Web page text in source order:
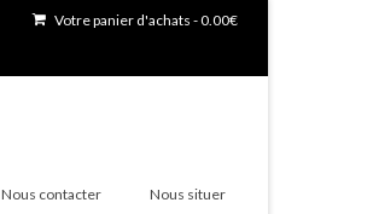
Votre panier d'achats -0.00€
Nous contacter Nous situer